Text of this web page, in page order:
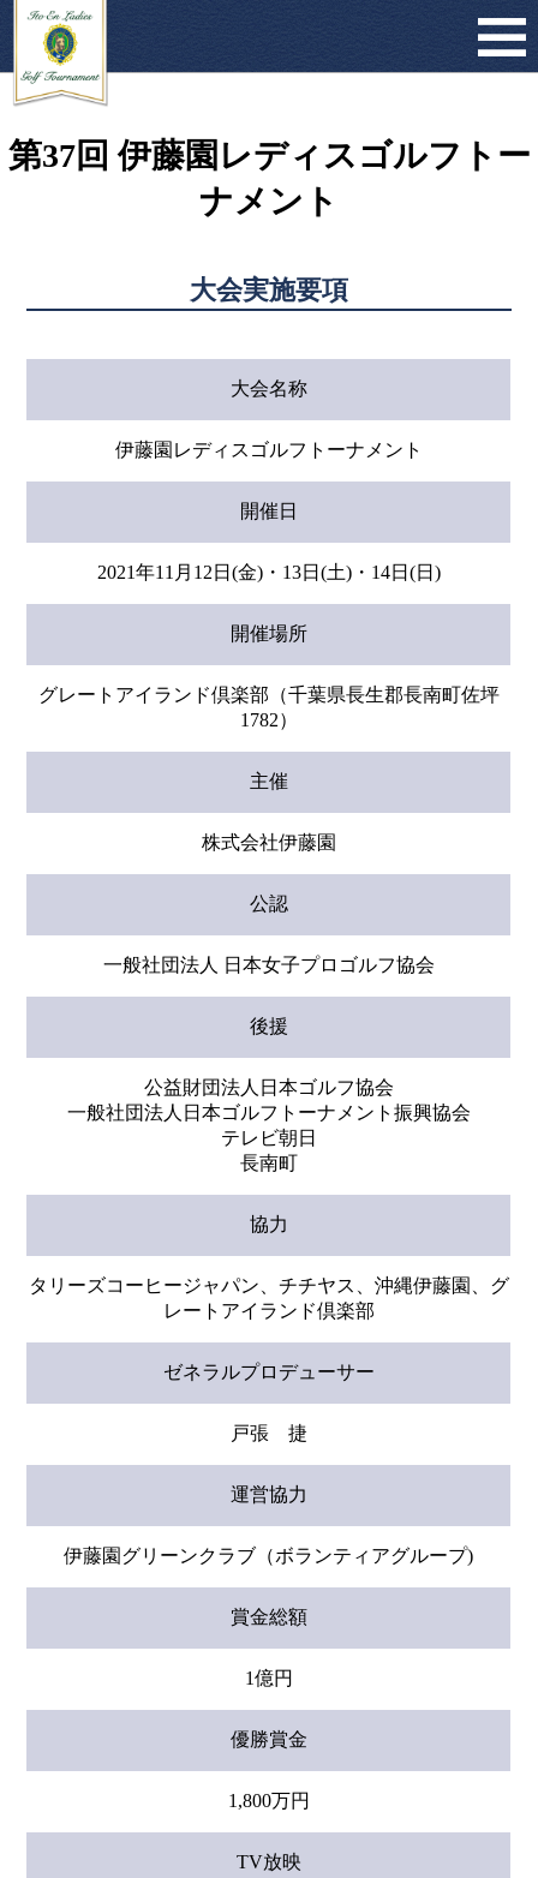
第37回 伊藤園レディスゴルフトー
ナメント
大会実施要項
大会名称
伊藤園レディスゴルフトーナメント
開催日
2021年11月12日(金)・13日(土)・14日(日)
開催場所
グレートアイランド倶楽部（千葉県長生郡長南町佐坪
1782）
主催
株式会社伊藤園
公認
一般社団法人 日本女子プロゴルフ協会
後援
公益財団法人日本ゴルフ協会
一般社団法人日本ゴルフトーナメント振興協会
テレビ朝日
長南町
協力
タリーズコーヒージャパン、チチヤス、沖縄伊藤園、グ
レートアイランド倶楽部
ゼネラルプロデューサー
戸張 捷
運営協力
伊藤園グリーンクラブ（ボランティアグループ)
賞金総額
1億円
優勝賞金
1,800万円
TV放映